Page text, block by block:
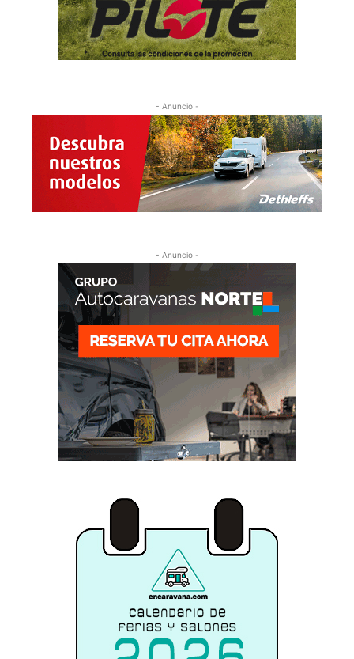
- Anuncio -
- Anuncio -